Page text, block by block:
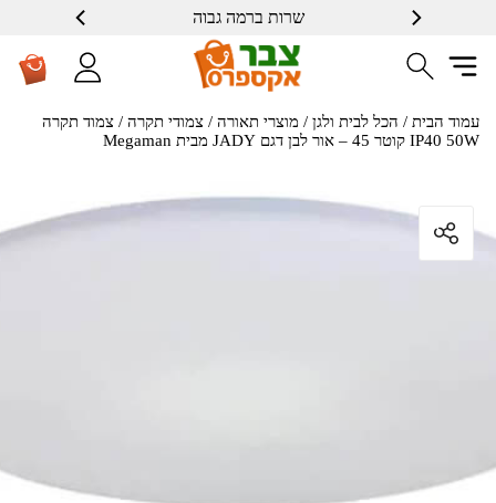
שרות ברמה גבוה
עמוד הבית / הכל לבית ולגן / מוצרי תאורה / צמודי תקרה / צמוד תקרה
IP40 50W קוטר 45 – אור לבן דגם JADY מבית Megaman